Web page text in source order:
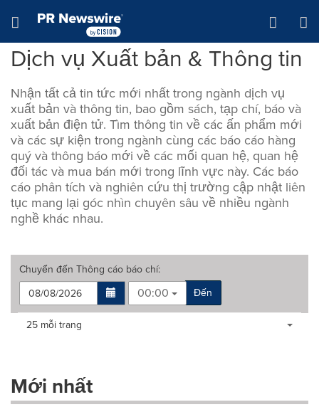
Hamburger menu
Dịch vụ Xuất bản & Thông tin
Nhận tất cả tin tức mới nhất trong ngành dịch vụ
xuất bản và thông tin, bao gồm sách, tạp chí, báo và
xuất bản điện tử. Tìm thông tin về các ấn phẩm mới
và các sự kiện trong ngành cùng các báo cáo hàng
quý và thông báo mới về các mối quan hệ, quan hệ
đối tác và mua bán mới trong lĩnh vực này. Các báo
cáo phân tích và nghiên cứu thị trường cập nhật liên
tục mang lại góc nhìn chuyên sâu về nhiều ngành
nghề khác nhau.
Chuyển đến Thông cáo báo chí:
00:00
Đến
Making
these
dropdown
will
Items per page:
25 mỗi trang
Mới nhất